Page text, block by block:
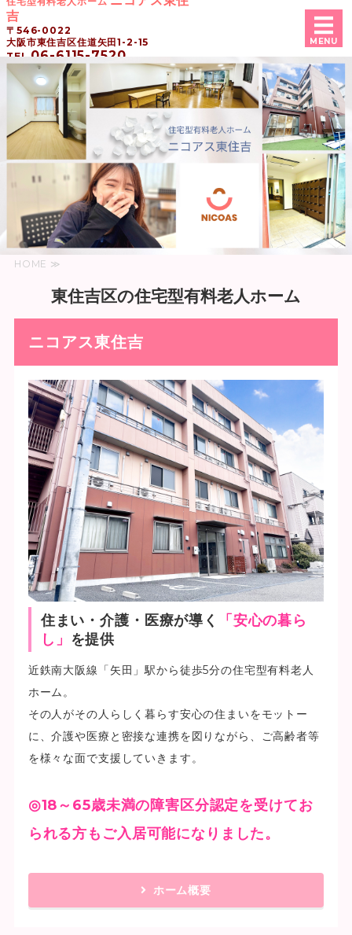
吉
〒546-0022
大阪市東住吉区住道矢田1-2-15
TEL06-6115-7520
MENU
トップページ
ホーム概要
入居費用
入居お申込み
採用情報
HOME ≫
東住吉区の住宅型有料老人ホーム
ニコアス東住吉
住まい・介護・医療が導く
「安心の暮ら
し」
を提供
近鉄南大阪線「矢田」駅から徒歩5分の住宅型有料老人
ホーム。
その人がその人らしく暮らす安心の住まいをモットー
に、介護や医療と密接な連携を図りながら、ご高齢者等
を様々な面で支援していきます。
◎18～65歳未満の障害区分認定を受けてお
られる方もご入居可能になりました。
ホーム概要